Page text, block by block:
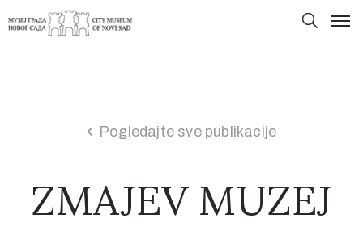
Pogledajte sve publikacije
ZMAJEV MUZEJ